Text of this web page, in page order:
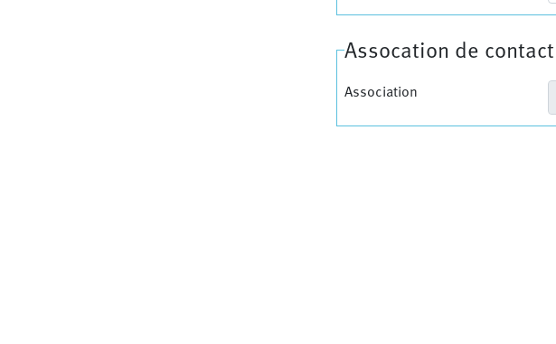
Assocation de contact
Association